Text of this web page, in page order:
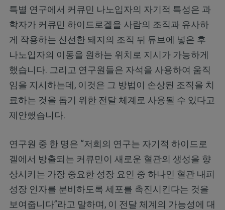
특별 연구에서 커큐민 나노입자의 자기적 특성은 과
학자가 커큐민 하이드로겔을 사람의 조직과 유사하
게 작용하는 신선한 돼지의 조직 뒤 튜브에 넣은 후
나노입자의 이동을 원하는 위치로 지시가 가능하게
했습니다. 그리고 연구원들은 자석을 사용하여 움직
임을 지시하는데, 이것은 그 방법이 손상된 조직을 치
료하는 것을 돕기 위한 전달 체계로 사용될 수 있다고
제안했습니다.
연구원 중 한 명은 “저희의 연구는 자기적 하이드로
겔에서 방출되는 커큐민이 새로운 혈관의 생성을 향
상시키는 가장 중요한 성장 요인 중 하나인 혈관 내피
성장 인자를 분비하도록 세포를 촉진시킨다는 것을
보여줍니다”라고 말하며, 이 전달 체계의 가능성에 대